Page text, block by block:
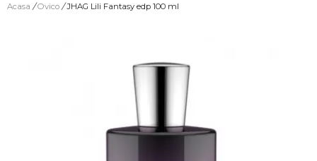
Acasa / Ovico / JHAG Lili Fantasy edp 100 ml